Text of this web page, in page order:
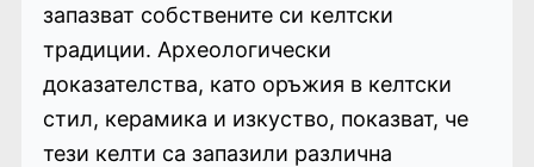
запазват собствените си келтски
традиции. Археологически
доказателства, като оръжия в келтски
стил, керамика и изкуство, показват, че
тези келти са запазили различна